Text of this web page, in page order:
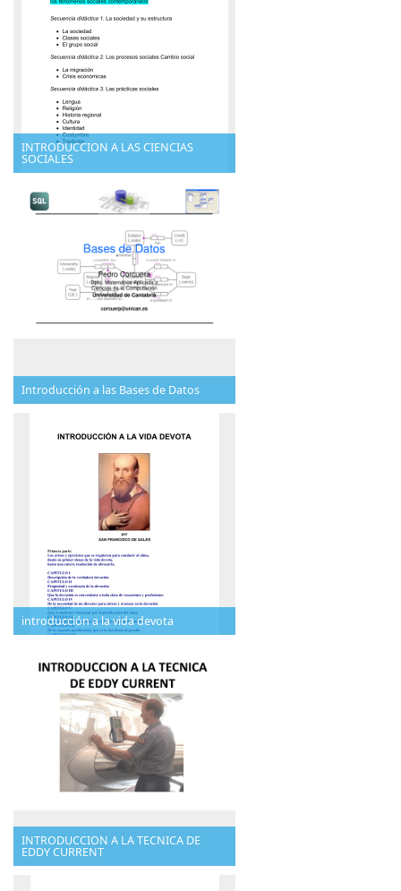
INTRODUCCION A LAS CIENCIAS
SOCIALES
Introducción a las Bases de Datos
introducción a la vida devota
INTRODUCCION A LA TECNICA DE
EDDY CURRENT